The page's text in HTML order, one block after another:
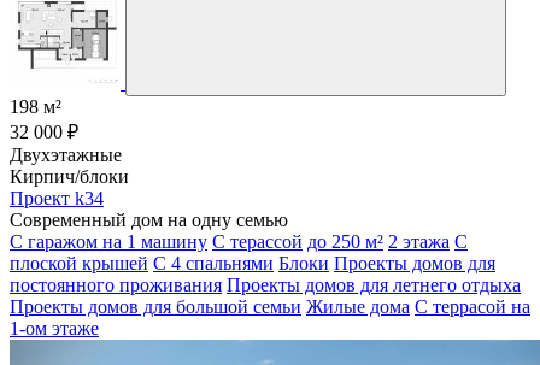
198 м²
32 000 ₽
Двухэтажные
Кирпич/блоки
Проект k34
Современный дом на одну семью
С гаражом на 1 машину С терассой до 250 м² 2 этажа С
плоской крышей С 4 спальнями Блоки Проекты домов для
постоянного проживания Проекты домов для летнего отдыха
Проекты домов для большой семьи Жилые дома С террасой на
1-ом этаже